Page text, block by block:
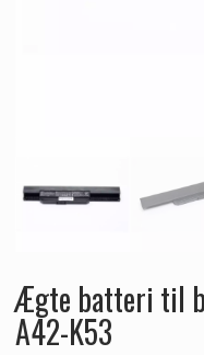
Ægte batteri til
A42-K53